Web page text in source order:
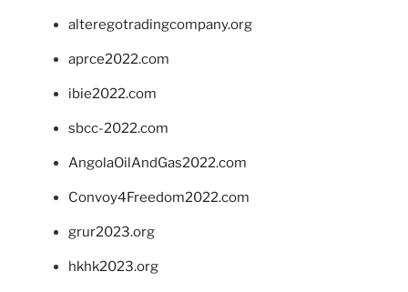
alteregotradingcompany.org
aprce2022.com
ibie2022.com
sbcc-2022.com
AngolaOilAndGas2022.com
Convoy4Freedom2022.com
grur2023.org
hkhk2023.org